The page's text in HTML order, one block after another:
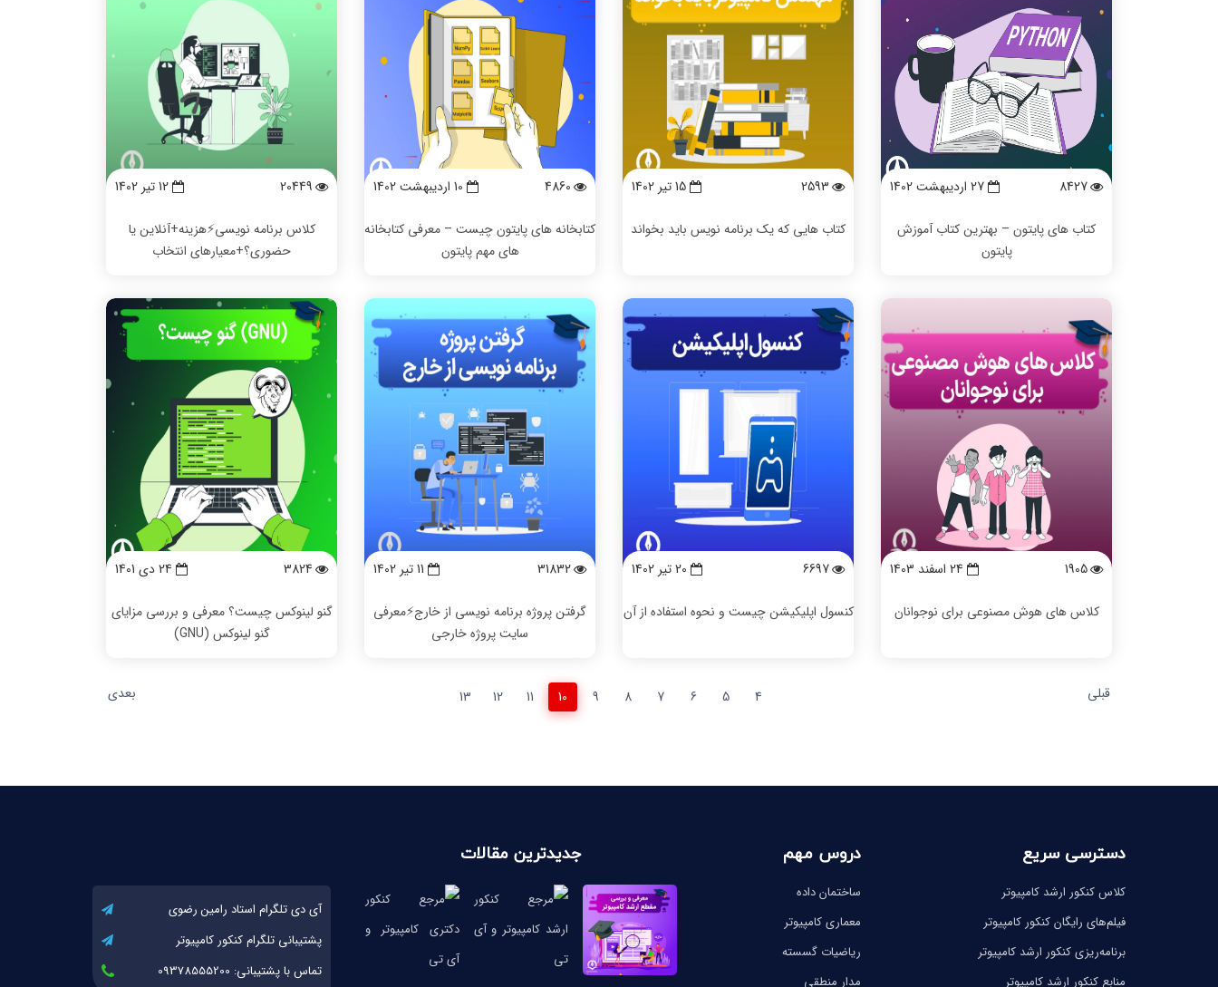
8427 27 ارديبهشت 1402
کتاب های پایتون – بهترین کتاب آموزش
پایتون
2593 15 تیر 1402
کتاب هایی که یک برنامه نویس باید بخواند
4860 10 ارديبهشت 1402
کتابخانه های پایتون چیست – معرفی کتابخانه
های مهم پایتون
20449 12 تیر 1402
کلاس برنامه نویسی⚡️هزینه+آنلاین یا
حضوری؟+معیارهای انتخاب
1905 24 اسفند 1403
کلاس های هوش مصنوعی برای نوجوانان
6697 20 تیر 1402
کنسول اپلیکیشن چیست و نحوه استفاده از آن
31832 11 تیر 1402
گرفتن پروژه برنامه نویسی از خارج⚡️معرفی
سایت پروژه خارجی
3824 24 دی 1401
گنو لینوکس چیست؟ معرفی و بررسی مزایای
گنو لینوکس (GNU)
قبلی 4
5
6
7
8
9
10
11
12
13 بعدی
دسترسی سریع
کلاس کنکور ارشد کامپیوتر
فیلم‌های رایگان کنکور کامپیوتر
برنامه‌ریزی کنکور ارشد کامپیوتر
منابع کنکور ارشد کامپیوتر
دروس مهم
ساختمان داده
معماری کامپیوتر
ریاضیات گسسته
مدار منطقی
جدیدترین مقالات
آی دی تلگرام استاد رامین رضوی
پشتیبانی تلگرام کنکور کامپیوتر
تماس با پشتیبانی: 09378555200